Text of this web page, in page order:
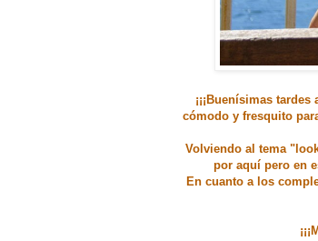
¡¡¡Buenísimas
cómodo y fresquito
Volviendo al tema
por aquí pero en
En cuanto a los